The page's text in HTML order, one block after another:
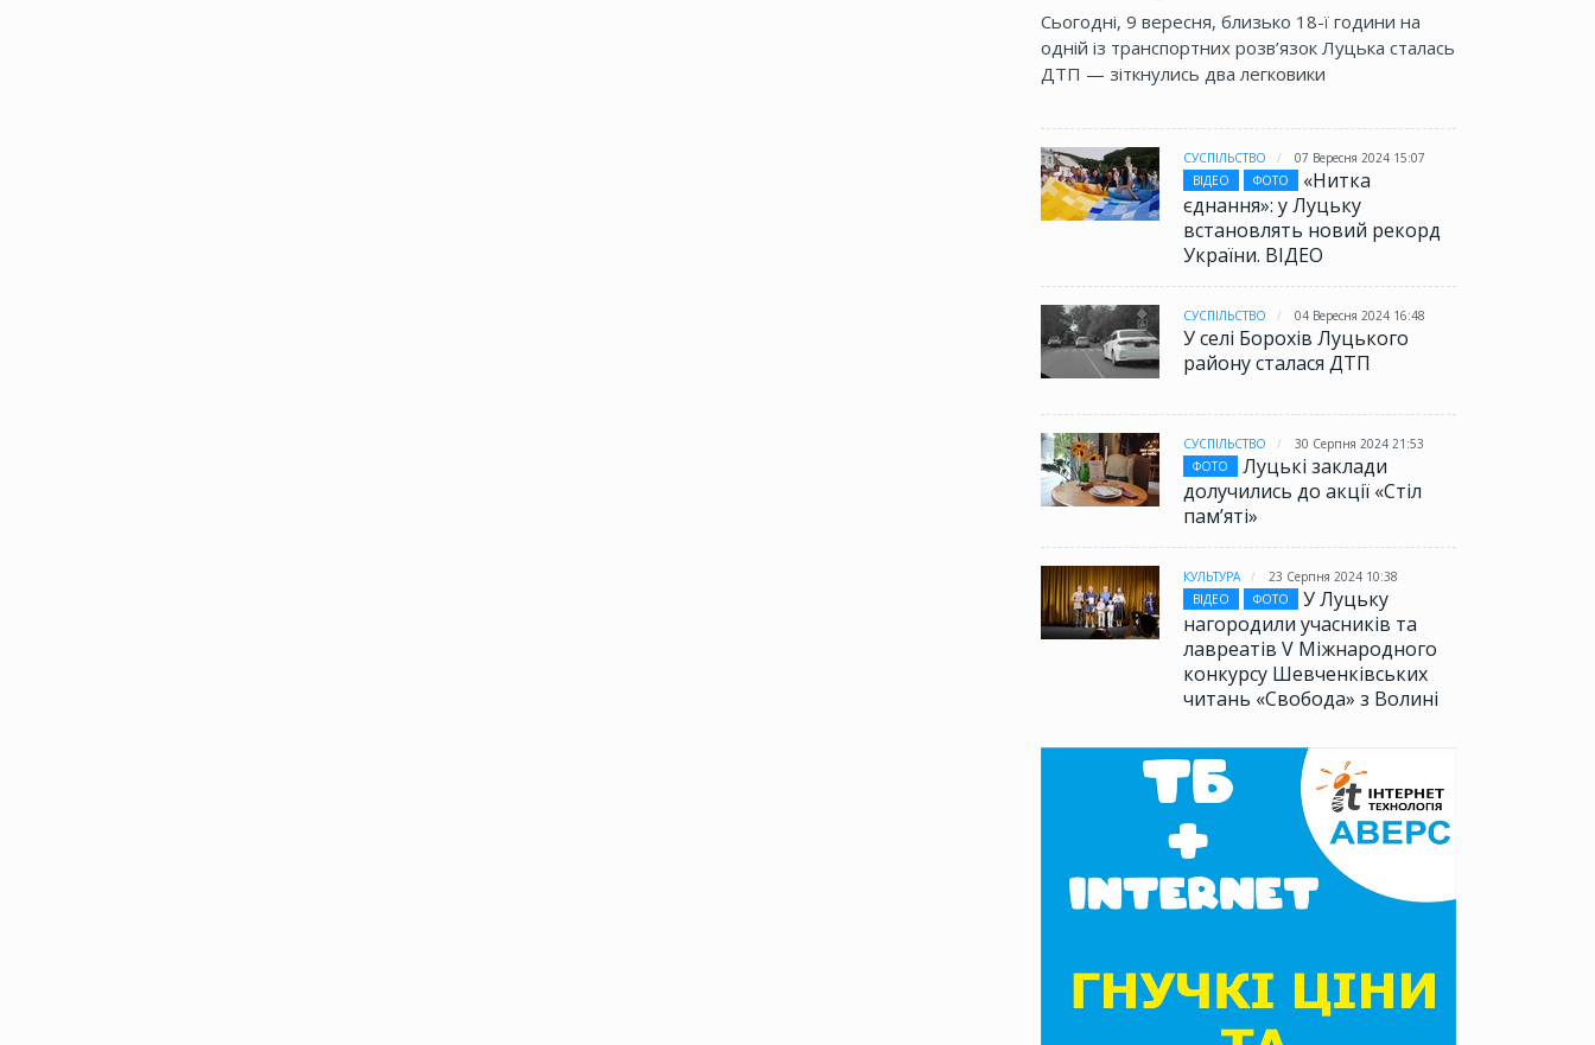
Сьогодні, 9 вересня, близько 18-ї години на
одній із транспортних розв’язок Луцька сталась
ДТП — зіткнулись два легковики
СУСПІЛЬСТВО
07 Вересня 2024 15:07
ВІДЕО
ФОТО
«Нитка
єднання»: у Луцьку
встановлять новий рекорд
України. ВІДЕО
СУСПІЛЬСТВО 04 Вересня 2024 16:48
У селі Борохів Луцького
району сталася ДТП
СУСПІЛЬСТВО
30 Серпня 2024 21:53
ФОТО
Луцькі заклади
долучились до акції «Стіл
памʼяті»
КУЛЬТУРА
23 Серпня 2024 10:38
ВІДЕО
ФОТО
У Луцьку
нагородили учасників та
лавреатів V Міжнародного
конкурсу Шевченківських
читань «Свобода» з Волині